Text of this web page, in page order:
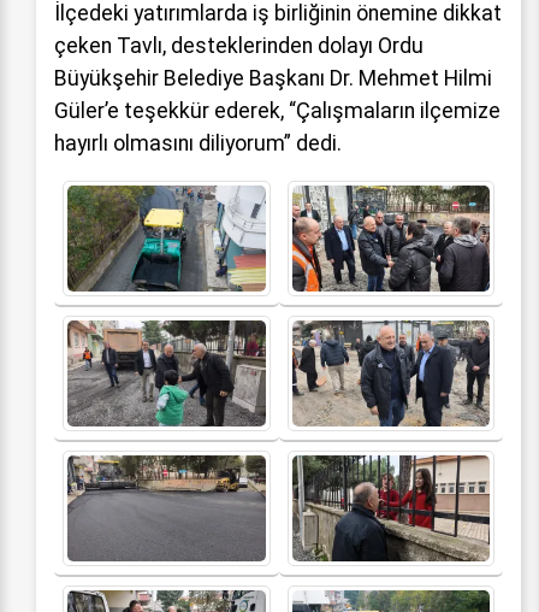
İlçedeki yatırımlarda iş birliğinin önemine dikkat
çeken Tavlı, desteklerinden dolayı Ordu
Büyükşehir Belediye Başkanı Dr. Mehmet Hilmi
Güler’e teşekkür ederek, “Çalışmaların ilçemize
hayırlı olmasını diliyorum” dedi.